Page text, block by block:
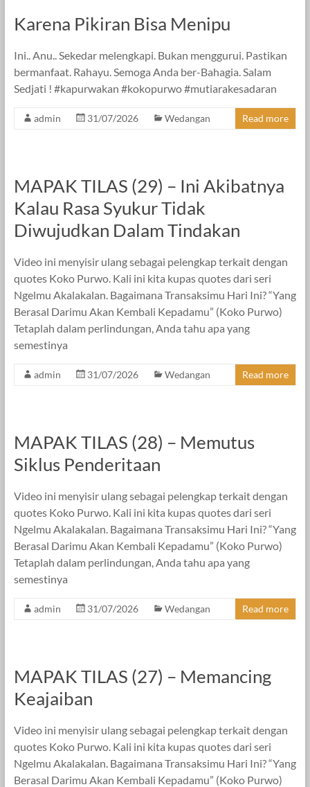
Karena Pikiran Bisa Menipu
Ini.. Anu.. Sekedar melengkapi. Bukan menggurui. Pastikan
bermanfaat. Rahayu. Semoga Anda ber-Bahagia. Salam
Sedjati ! #kapurwakan #kokopurwo #mutiarakesadaran
admin 31/07/2026 Wedangan Read more
MAPAK TILAS (29) – Ini Akibatnya
Kalau Rasa Syukur Tidak
Diwujudkan Dalam Tindakan
Video ini menyisir ulang sebagai pelengkap terkait dengan
quotes Koko Purwo. Kali ini kita kupas quotes dari seri
Ngelmu Akalakalan. Bagaimana Transaksimu Hari Ini? “Yang
Berasal Darimu Akan Kembali Kepadamu” (Koko Purwo)
Tetaplah dalam perlindungan, Anda tahu apa yang
semestinya
admin 31/07/2026 Wedangan Read more
MAPAK TILAS (28) – Memutus
Siklus Penderitaan
Video ini menyisir ulang sebagai pelengkap terkait dengan
quotes Koko Purwo. Kali ini kita kupas quotes dari seri
Ngelmu Akalakalan. Bagaimana Transaksimu Hari Ini? “Yang
Berasal Darimu Akan Kembali Kepadamu” (Koko Purwo)
Tetaplah dalam perlindungan, Anda tahu apa yang
semestinya
admin 31/07/2026 Wedangan Read more
MAPAK TILAS (27) – Memancing
Keajaiban
Video ini menyisir ulang sebagai pelengkap terkait dengan
quotes Koko Purwo. Kali ini kita kupas quotes dari seri
Ngelmu Akalakalan. Bagaimana Transaksimu Hari Ini? “Yang
Berasal Darimu Akan Kembali Kepadamu” (Koko Purwo)